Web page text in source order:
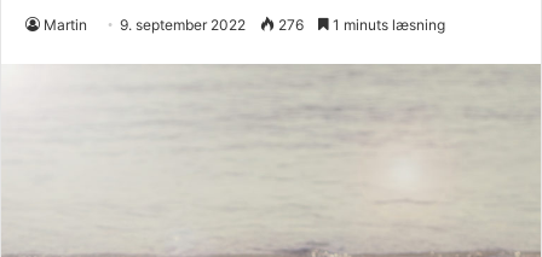
Martin 9. september 2022 276 1 minuts læsning